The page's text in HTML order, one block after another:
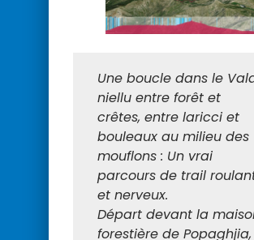
Une boucle dans le
niellu entre forêt et
crêtes, entre laricci et
bouleaux au milieu des
mouflons : Un vrai
parcours de trail
et nerveux.
Départ devant la
forestière de Popaghjia,